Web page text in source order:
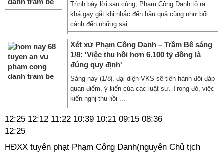
Trình bày lời sau cùng, Phạm Công Danh tỏ ra
khá gay gắt khi nhắc đến hậu quả cũng như bối
cảnh đến những sai ...
Xét xử Phạm Công Danh – Trầm Bê sáng
1/8: 'Việc thu hồi hơn 6.100 tỷ đồng là
đúng quy định'
Sáng nay (1/8), đại diện VKS sẽ tiến hành đối đáp
quan điểm, ý kiến của các luật sư. Trong đó, việc
kiến nghị thu hồi ...
12:25 12:12 11:22 10:39 10:21 09:15 08:36
12:25
HĐXX tuyên phạt Phạm Công Danh(nguyên Chủ tịch